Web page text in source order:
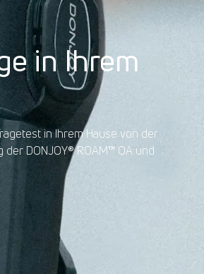
in Ihrem
in Ihrem Hause von der
DONJOY®ROAM™ OA und
MEHR ERFAHREN